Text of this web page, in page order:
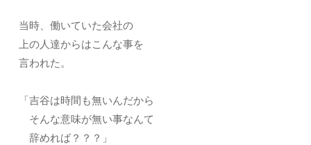
当時、働いていた会社の
上の人達からはこんな事を
言われた。
「吉谷は時間も無いんだから
そんな意味が無い事なんて
辞めれば？？？」